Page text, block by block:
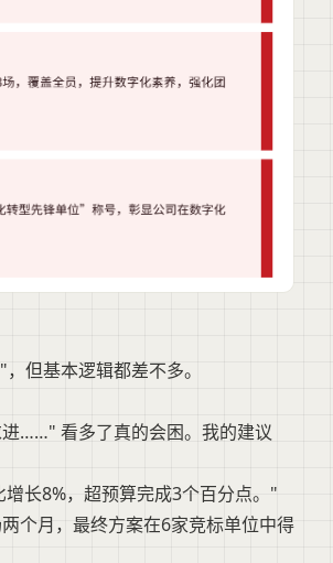
但基本逻辑都差不多。
……" 看多了真的会困。我的建议
长8%，超预算完成3个百分点。"
个月，最终方案在6家竞标单位中得